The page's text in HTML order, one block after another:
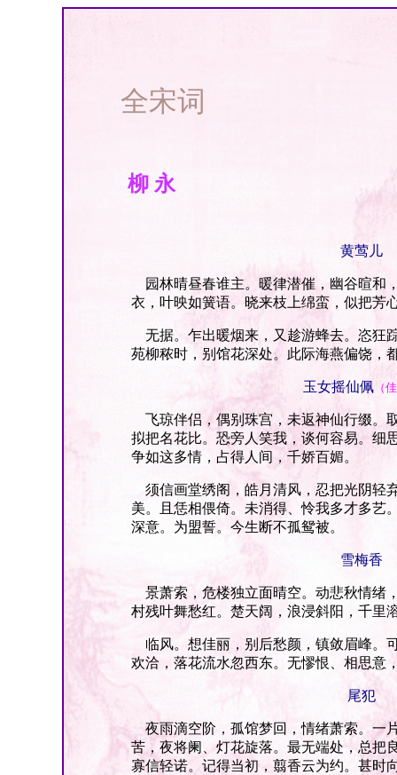
全宋词
柳 永
黄莺儿
园林晴昼春谁主。暖律潜催，幽谷暄和
衣，叶映如簧语。晓来枝上绵蛮，似把芳
无据。乍出暖烟来，又趁游蜂去。恣狂
苑柳秾时，别馆花深处。此际海燕偏饶，
玉女摇仙佩（
飞琼伴侣，偶别珠宫，未返神仙行缀。
拟把名花比。恐旁人笑我，谈何容易。细
争如这多情，占得人间，千娇百媚。
须信画堂绣阁，皓月清风，忍把光阴轻
美。且恁相偎倚。未消得、怜我多才多艺
深意。为盟誓。今生断不孤鸳被。
雪梅香
景萧索，危楼独立面晴空。动悲秋情绪
村残叶舞愁红。楚天阔，浪浸斜阳，千里
临风。想佳丽，别后愁颜，镇敛眉峰。
欢洽，落花流水忽西东。无憀恨、相思意
尾犯
夜雨滴空阶，孤馆梦回，情绪萧索。一
苦，夜将阑、灯花旋落。最无端处，总把
寡信轻诺。记得当初，翦香云为约。甚时